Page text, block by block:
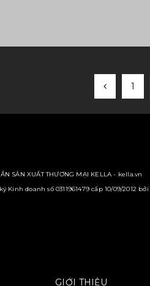
1
SẢN XUẤT THƯƠNG MẠI KELLA - kella.vn
doanh số 0311961479 cấp 10/09/2012
GIỚI THIỆU